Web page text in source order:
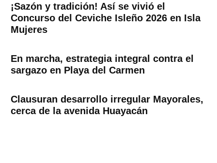
¡Sazón y tradición! Así se vivió el
Concurso del Ceviche Isleño 2026 en Isla
Mujeres
En marcha, estrategia integral contra el
sargazo en Playa del Carmen
Clausuran desarrollo irregular Mayorales,
cerca de la avenida Huayacán